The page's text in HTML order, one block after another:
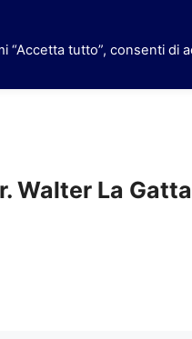
Walter La Gatta
tutto”, consenti di